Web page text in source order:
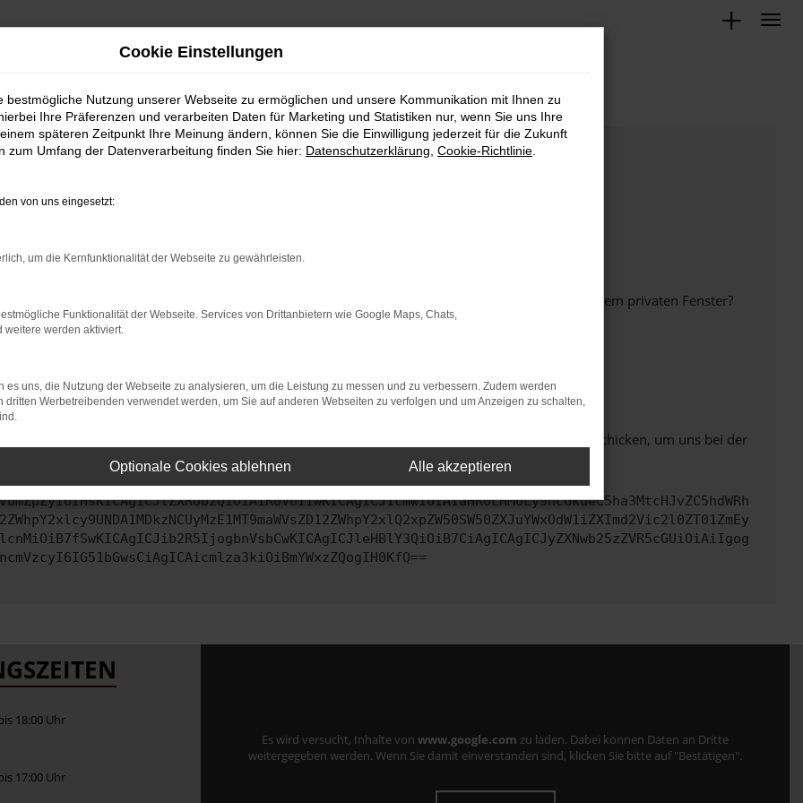
bestimmter Seiten verhindern. Funktioniert die Seite in einem anderen Browser oder in einem privaten Fenster?
beheben.
auf dem neuesten Stand sind.
kann auch dazu führen, dass bestimmte Funktionen nicht mehr unterstützt werden.
uns bitte. Wir werden versuchen, das Problem zu beheben. Du kannst uns diesen Text schicken, um uns bei der
18:00 Uhr
17:00 Uhr
Es wird versucht, Inhalte von www.google.com zu laden. Dabei können Daten an Dritte
weitergegeben werden. Wenn Sie damit einverstanden sind, klicken Sie bitte auf "Bestätigen".
Cookie Einstellungen
bestmögliche Nutzung unserer Webseite zu ermöglichen und unsere Kommunikation mit Ihnen zu
Ihre Präferenzen und verarbeiten Daten für Marketing und Statistiken nur, wenn Sie uns Ihre
späteren Zeitpunkt Ihre Meinung ändern, können Sie die Einwilligung jederzeit für die Zukunft
zum Umfang der Datenverarbeitung finden Sie hier: Datenschutzerklärung Cookie-Richtlinie
von uns eingesetzt:
um die Kernfunktionalität der Webseite zu gewährleisten.
Funktionalität der Webseite. Services von Drittanbietern wie Google Maps, Chats,
weitere werden aktiviert.
es uns, die Nutzung der Webseite zu analysieren, um die Leistung zu messen und zu verbessern. Zudem werden
dritten Werbetreibenden verwendet werden, um Sie auf anderen Webseiten zu verfolgen und um Anzeigen zu schalten,
Optionale Cookies ablehnen Alle akzeptieren